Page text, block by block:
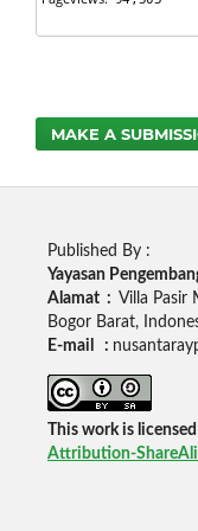
MAKE A
Published By :
Yayasan
Alamat : Villa Pasir
Bogor Barat,
E-mail :
This work is
Attribution-